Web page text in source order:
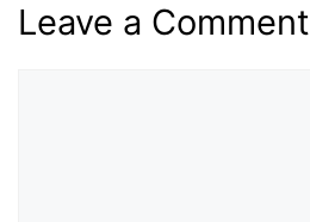
Leave a Comment